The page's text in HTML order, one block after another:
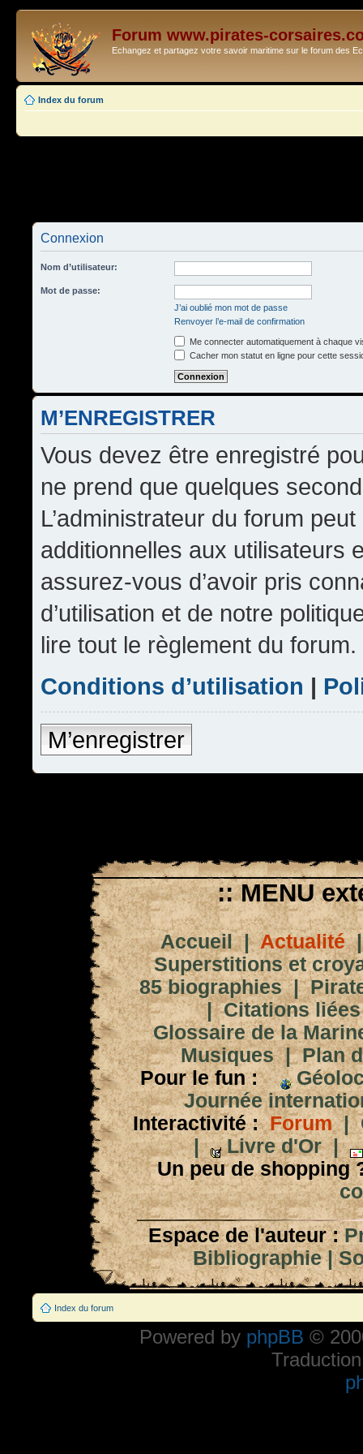
Forum www.pirates-
Echangez et partagez votre savoir maritime sur le forum des
Index du forum
Connexion
Nom d’utilisateur:
Mot de passe:
J’ai oublié mon mot de passe
Renvoyer l’e-mail de confirmation
Me connecter automatiquement à chaque
Cacher mon statut en ligne pour cette
M’ENREGISTRER
Vous devez être enregistré
ne prend que quelques
L’administrateur du forum
additionnelles aux utilisateurs
assurez-vous d’avoir pris
d’utilisation et de notre
lire tout le règlement du forum.
Conditions d’utilisation |
M’enregistrer
:: MENU
Accueil|Actualité
Superstitions et
85 biographies|
|Citations
Glossaire de la
Musiques|Plan
Pour le fun :
Journée
Interactivité : Forum|
|
Livre d'Or|
Un peu de shopping
Espace de l'auteur :
Bibliographie|
Index du forum
Powered by phpBB ©